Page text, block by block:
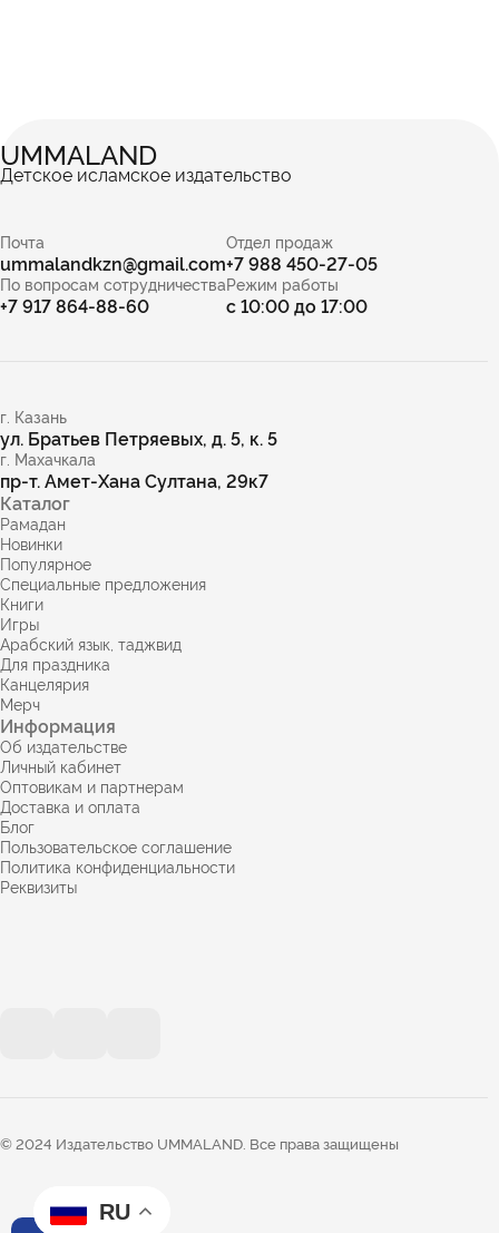
UMMALAND
Детское исламское издательство
Почта
ummalandkzn@gmail.com
Отдел продаж
+7 988 450-27-05
По вопросам сотрудничества
+7 917 864-88-60
Режим работы
с 10:00 до 17:00
г. Казань
ул. Братьев Петряевых, д. 5, к. 5
г. Махачкала
пр-т. Амет-Хана Султана, 29к7
Каталог
Рамадан
Новинки
Популярное
Специальные предложения
Книги
Игры
Арабский язык, таджвид
Для праздника
Канцелярия
Мерч
Информация
Об издательстве
Личный кабинет
Оптовикам и партнерам
Доставка и оплата
Блог
Пользовательское соглашение
Политика конфиденциальности
Реквизиты
© 2024 Издательство UMMALAND. Все права защищены
RU